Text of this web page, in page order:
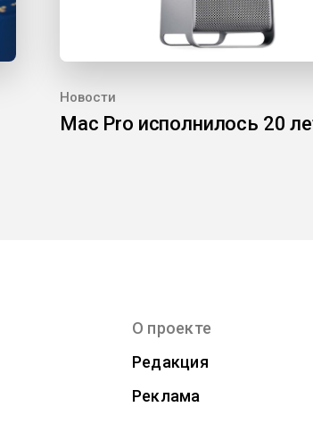
Новости
Mac Pro исполнилось 20
О проекте
Редакция
Реклама